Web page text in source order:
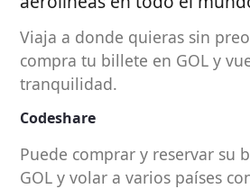
Viaja a donde quieras sin
compra tu billete en GOL y
tranquilidad.
Codeshare
Puede comprar y reservar su
GOL y volar a varios países